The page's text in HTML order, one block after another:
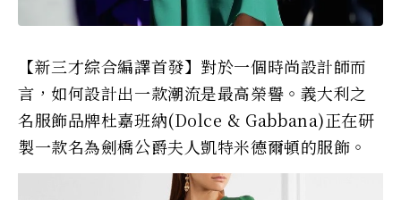
【新三才綜合編譯首發】對於一個時尚設計師而
言，如何設計出一款潮流是最高榮譽。義大利之
名服飾品牌杜嘉班納(Dolce & Gabbana)正在研
製一款名為劍橋公爵夫人凱特米德爾頓的服飾。